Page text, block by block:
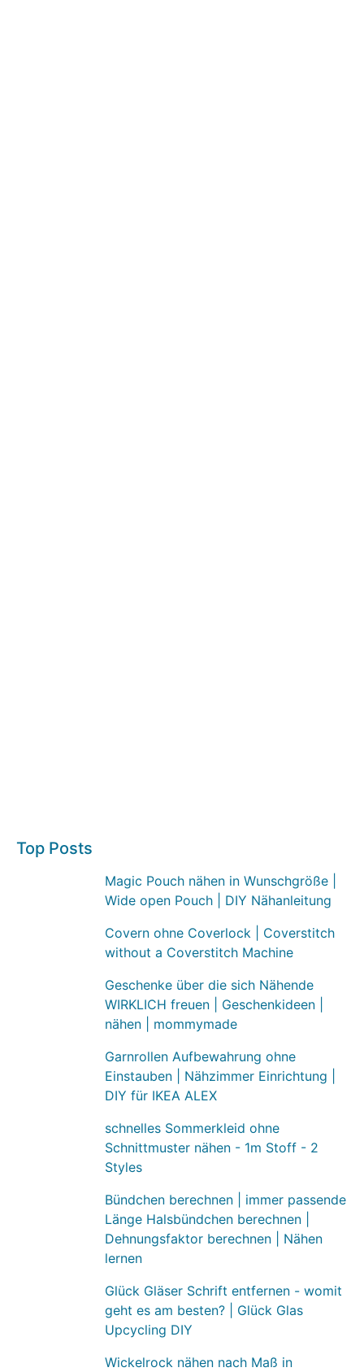
Top Posts
Magic Pouch nähen in Wunschgröße |
Wide open Pouch | DIY Nähanleitung
Covern ohne Coverlock | Coverstitch
without a Coverstitch Machine
Geschenke über die sich Nähende
WIRKLICH freuen | Geschenkideen |
nähen | mommymade
Garnrollen Aufbewahrung ohne
Einstauben | Nähzimmer Einrichtung |
DIY für IKEA ALEX
schnelles Sommerkleid ohne
Schnittmuster nähen - 1m Stoff - 2
Styles
Bündchen berechnen | immer passende
Länge Halsbündchen berechnen |
Dehnungsfaktor berechnen | Nähen
lernen
Glück Gläser Schrift entfernen - womit
geht es am besten? | Glück Glas
Upcycling DIY
Wickelrock nähen nach Maß in